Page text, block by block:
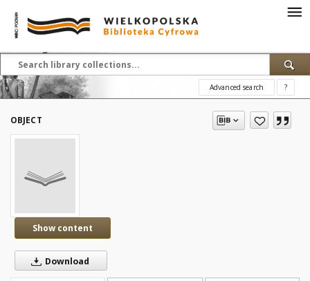
Advanced search ?
OBJECT
Show content
Download